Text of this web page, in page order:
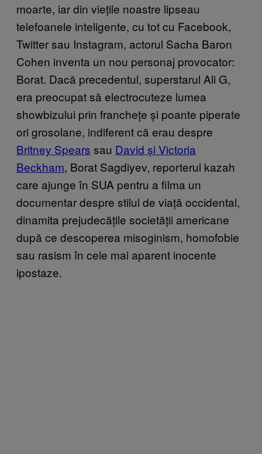
moarte, iar din viețile noastre lipseau
telefoanele inteligente, cu tot cu Facebook,
Twitter sau Instagram, actorul Sacha Baron
Cohen inventa un nou personaj provocator:
Borat. Dacă precedentul, superstarul Ali G,
era preocupat să electrocuteze lumea
showbizului prin franchețe și poante piperate
ori grosolane, indiferent că erau despre
Britney Spears sau David și Victoria
Beckham, Borat Sagdiyev, reporterul kazah
care ajunge în SUA pentru a filma un
documentar despre stilul de viață occidental,
dinamita prejudecățile societății americane
după ce descoperea misoginism, homofobie
sau rasism în cele mai aparent inocente
ipostaze.